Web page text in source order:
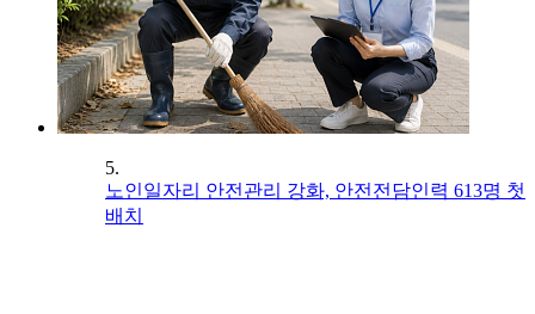
5.
노인일자리 안전관리 강화, 안전전담인력 613명 첫
배치